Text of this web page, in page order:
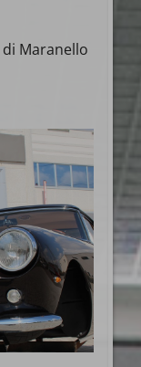
di Maranello